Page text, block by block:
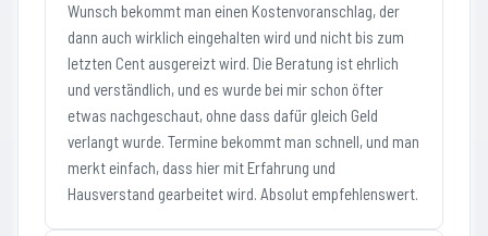
Wunsch bekommt man einen Kostenvoranschlag, der
dann auch wirklich eingehalten wird und nicht bis zum
letzten Cent ausgereizt wird. Die Beratung ist ehrlich
und verständlich, und es wurde bei mir schon öfter
etwas nachgeschaut, ohne dass dafür gleich Geld
verlangt wurde. Termine bekommt man schnell, und man
merkt einfach, dass hier mit Erfahrung und
Hausverstand gearbeitet wird. Absolut empfehlenswert.